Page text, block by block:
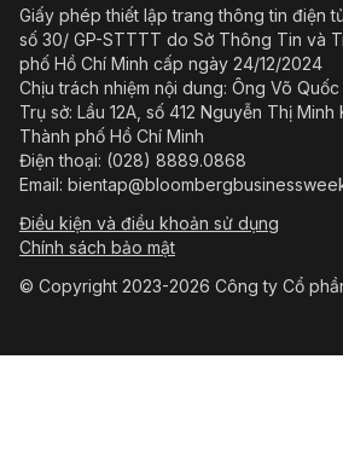
Giấy phép thiết lập trang thông tin điện
số 30/ GP-STTTT do Sở Thông Tin và
phố Hồ Chí Minh cấp ngày 24/12/2024
Chịu trách nhiệm nội dung: Ông Võ Quốc
Trụ sở: Lầu 12A, số 412 Nguyễn Thị Minh
Thành phố Hồ Chí Minh
Điện thoại: (028) 8889.0868
Email:
Điều kiện và điều khoản sử dụng
Chính sách bảo mật
© Copyright 2023-2026 Công ty Cổ